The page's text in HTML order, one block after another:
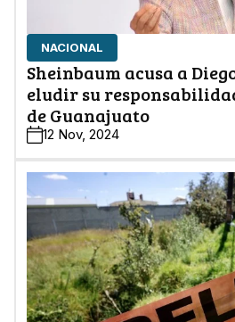
NACIONAL
Sheinbaum acusa a
eludir su
de Guanajuato
12 Nov, 2024